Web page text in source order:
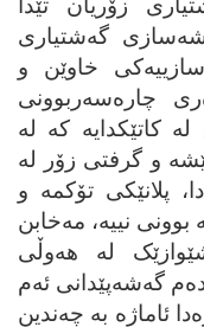
زۆریان تێدا
گه‌شتیاری
خاوێن و
چاره‌سه‌ربوونی
کاتێکدایه‌ که‌ له‌
و گرفتی زۆر له‌
پلانێکی تۆکمه‌ و
نییه‌، مه‌خابن
له‌ هه‌وڵی
گه‌شه‌پێدانی ئه‌م
ئاماژه‌ به‌ چه‌ندین